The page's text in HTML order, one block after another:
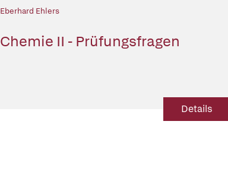
Eberhard Ehlers
Chemie II - Prüfungsfragen
Details